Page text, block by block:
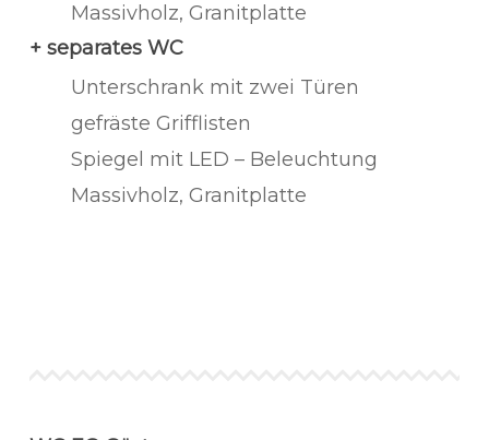
Massivholz, Granitplatte
+ separates WC
Unterschrank mit zwei Türen
gefräste Grifflisten
Spiegel mit LED – Beleuchtung
Massivholz, Granitplatte